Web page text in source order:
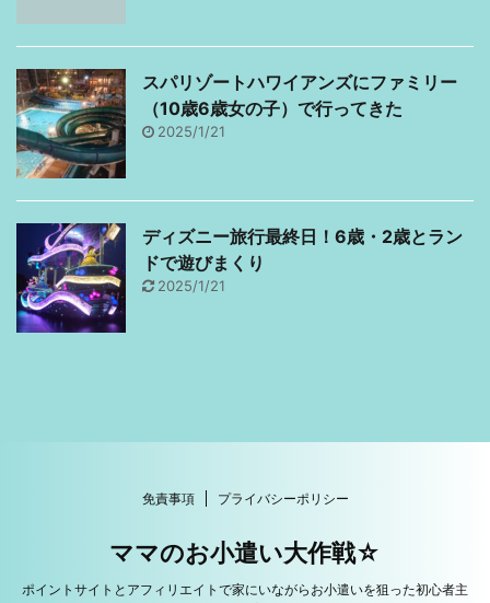
スパリゾートハワイアンズにファミリー
（10歳6歳女の子）で行ってきた
2025/1/21
ディズニー旅行最終日！6歳・2歳とラン
ドで遊びまくり
2025/1/21
免責事項 プライバシーポリシー
ママのお小遣い大作戦☆
ポイントサイトとアフィリエイトで家にいながらお小遣いを狙った初心者主